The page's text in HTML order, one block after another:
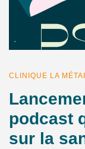
CLINIQUE LA
podcast
sur la